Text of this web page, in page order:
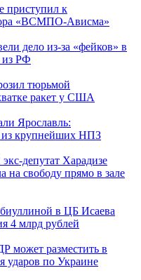
приступил к
«ВСМПО-Ависма»
дело из-за «фейков» в
из РФ
тюрьмой
ракет у США
Ярославль:
из крупнейших НПЗ
депутат Харадизе
на свободу прямо в зале
в ЦБ Исаева
4 млрд рублей
может разместить в
ударов по Украине